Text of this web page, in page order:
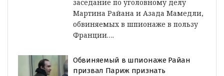
заседание по уголовному делу
Мартина Райана и Азада Мамедли,
обвиняемых в шпионаже в пользу
Франции….
Обвиняемый в шпионаже Райан
призвал Париж признать